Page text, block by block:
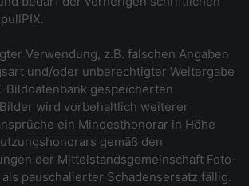
Verwendung, z.B. falschen Angaben
und/oder unberechtigter Weitergabe
Bilddatenbank gespeicherten
wird vorbehaltlich weiterer
ein Mindesthonorar in Höhe
gemäß den
der Mittelstandsgemeinschaft Foto-
pauschalierter Schadensersatz fällig.